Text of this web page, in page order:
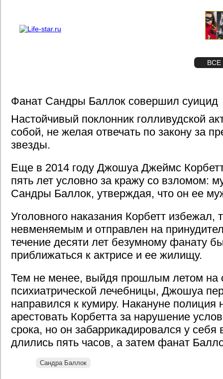
ВСЕ
Фанат Сандры Баллок совершил суицид
Настойчивый поклонник голливудской
собой, не желая отвечать по закону за
звезды.
Еще в 2014 году Джошуа Джеймс
пять лет условно за кражу со взломом:
Сандры Баллок, утверждая, что он ее
Уголовного наказания Корбетт избежал,
невменяемым и отправлен на
течение десяти лет безумному фанату
приближаться к актрисе и ее жилищу.
Тем не менее, выйдя прошлым летом на
психиатрической лечебницы, Джошуа
направился к кумиру. Накануне полиция
арестовать Корбетта за нарушение
срока, но он забаррикадировался у
длились пять часов, а затем фанат
Сандра Баллок